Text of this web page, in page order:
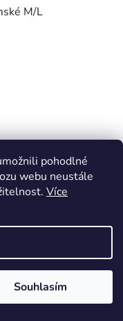
pohodlné
webu neustále
Více
Souhlasím
M/L